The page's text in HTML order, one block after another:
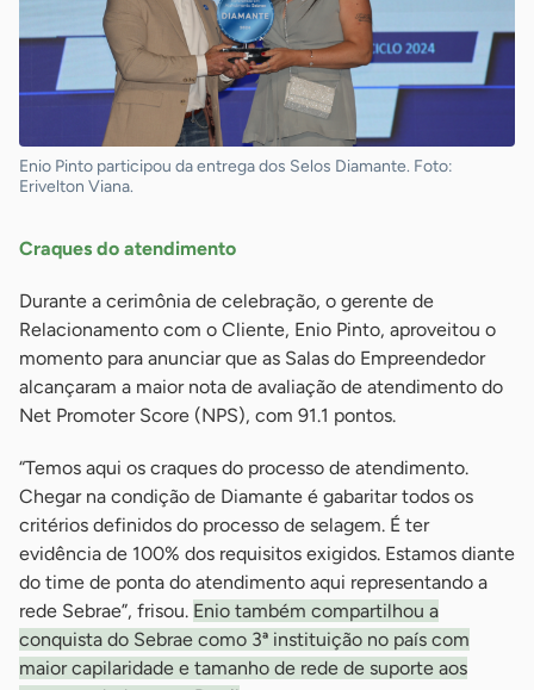
Enio Pinto participou da entrega dos Selos Diamante. Foto:
Erivelton Viana.
Craques do atendimento
Durante a cerimônia de celebração, o gerente de
Relacionamento com o Cliente, Enio Pinto, aproveitou o
momento para anunciar que as Salas do Empreendedor
alcançaram a maior nota de avaliação de atendimento do
Net Promoter Score (NPS), com 91.1 pontos.
“Temos aqui os craques do processo de atendimento.
Chegar na condição de Diamante é gabaritar todos os
critérios definidos do processo de selagem. É ter
evidência de 100% dos requisitos exigidos. Estamos diante
do time de ponta do atendimento aqui representando a
rede Sebrae”, frisou. Enio também compartilhou a
conquista do Sebrae como 3ª instituição no país com
maior capilaridade e tamanho de rede de suporte aos